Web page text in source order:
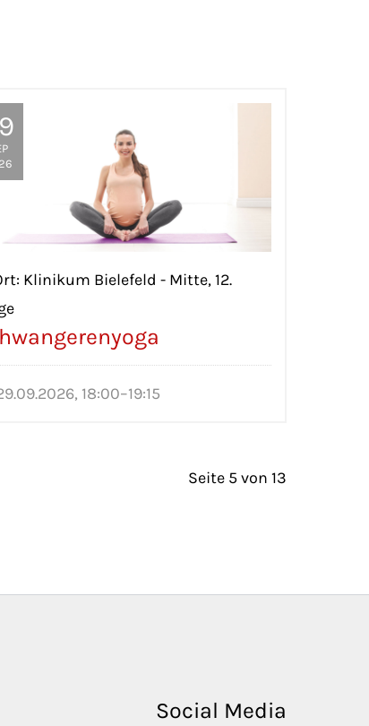
Klinikum Bielefeld - Mitte, 12.
18:00–19:15
Seite 5 von 13
Social Media